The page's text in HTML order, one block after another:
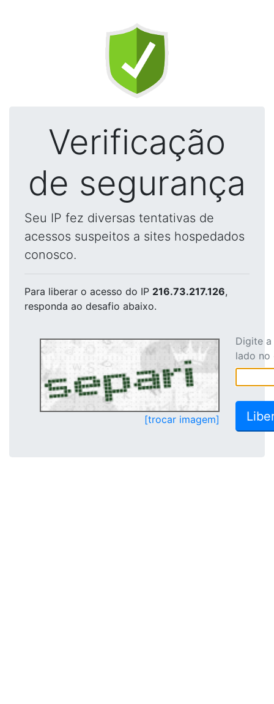
Verificação
de segurança
Seu IP fez diversas tentativas de
acessos suspeitos a sites hospedados
conosco.
Para liberar o acesso do IP 216.73.217.126,
responda ao desafio abaixo.
[trocar imagem]
Digite
lado no